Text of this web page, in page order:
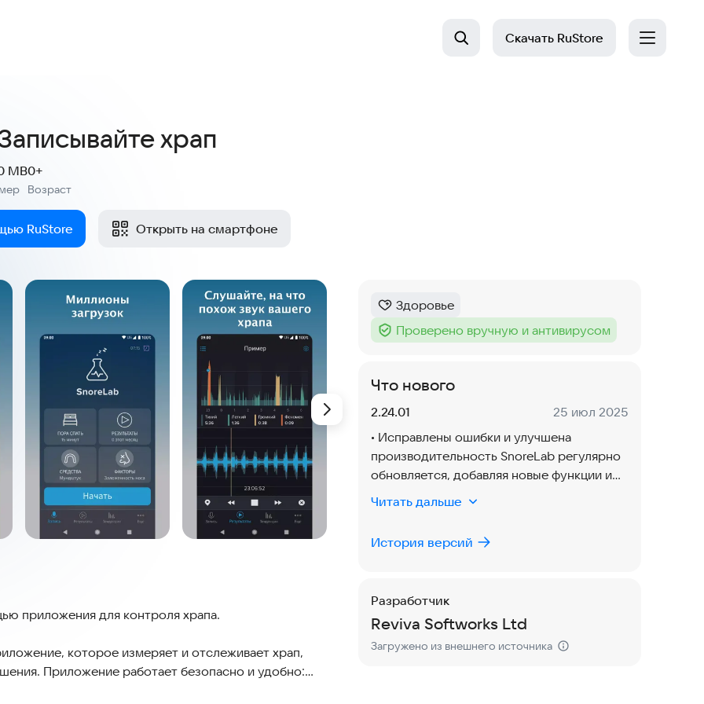
Скачать RuStore
храп
MB
Возраст
0+
RuStore Открыть на смартфоне
приложения для контроля храпа.
которое измеряет и отслеживает храп,
Приложение работает безопасно и удобно:
беспокоиться о приватности данных. Просто
Категория:
Здоровье
Тег :
Проверено вручную и антивирусом
Что нового
Версия:
2.24.01 Дата:
25 июл 2025
• Исправлены ошибки и улучшена
производительность SnoreLab регулярно
обновляется, добавляя новые функции и
устраняя неполадки. Если у вас есть
какие-либо идеи по приложению или
пожалуйста, свяжитесь с нами по
Читать дальше
История версий
Разработчик
Reviva Softworks Ltd
Загружено из внешнего источника